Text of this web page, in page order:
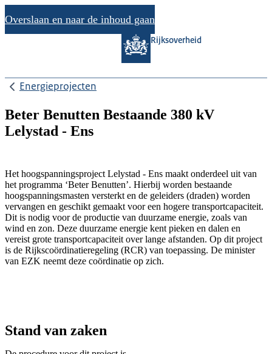
Overslaan en naar de inhoud gaan
Rijksoverheid
Energieprojecten
Beter Benutten Bestaande 380 kV
Lelystad - Ens
Het hoogspanningsproject Lelystad - Ens maakt onderdeel uit van
het programma ‘Beter Benutten’. Hierbij worden bestaande
hoogspanningsmasten versterkt en de geleiders (draden) worden
vervangen en geschikt gemaakt voor een hogere transportcapaciteit.
Dit is nodig voor de productie van duurzame energie, zoals van
wind en zon. Deze duurzame energie kent pieken en dalen en
vereist grote transportcapaciteit over lange afstanden. Op dit project
is de Rijkscoördinatieregeling (RCR) van toepassing. De minister
van EZK neemt deze coördinatie op zich.
Stand van zaken